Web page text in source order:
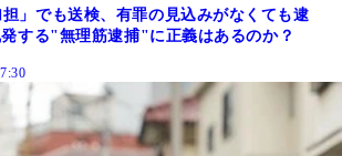
担」でも送検、有罪の見込みがなくても逮
する"無理筋逮捕"に正義はあるのか？